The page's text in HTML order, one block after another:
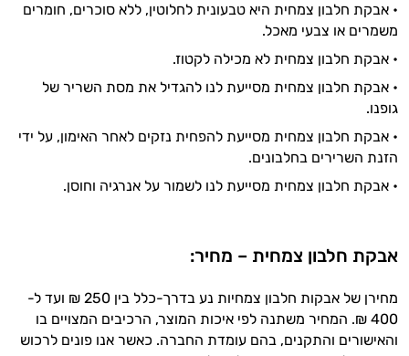
• אבקת חלבון צמחית היא טבעונית לחלוטין, ללא סוכרים, חומרים
משמרים או צבעי מאכל.
• אבקת חלבון צמחית לא מכילה לקטוז.
• אבקת חלבון צמחית מסייעת לנו להגדיל את מסת השריר של
גופנו.
• אבקת חלבון צמחית מסייעת להפחית נזקים לאחר האימון, על ידי
הזנת השרירים בחלבונים.
• אבקת חלבון צמחית מסייעת לנו לשמור על אנרגיה וחוסן.
אבקת חלבון צמחית – מחיר:
מחירן של אבקות חלבון צמחיות נע בדרך-כלל בין 250 ₪ ועד ל-
400 ₪. המחיר משתנה לפי איכות המוצר, הרכיבים המצויים בו
והאישורים והתקנים, בהם עומדת החברה. כאשר אנו פונים לרכוש
היי,
אני יועץ הבריאות האישי AI של טבע בריא.
וספרות מקצועית בתחומי הרפואה הטבעית
אני כאן כדי לעזור לך להתאים את תוספי
התזונה ומוצרי הבריאות המדויקים למטרות
ולמצב הגופני שלך, ולהסביר לך אילו רכיבים
אישיות מבוססות מדעית.
זה הזמן להתחיל. איך אוכל לעזור?